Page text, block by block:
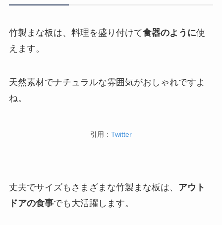
竹製まな板は、料理を盛り付けて食器のように使
えます。
天然素材でナチュラルな雰囲気がおしゃれですよ
ね。
引用： Twitter
丈夫でサイズもさまざまな竹製まな板は、 アウト
ドアの食事でも大活躍します。